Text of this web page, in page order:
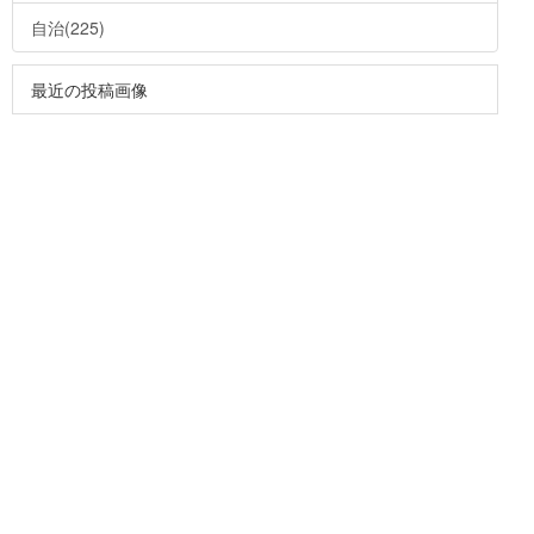
自治(225)
最近の投稿画像